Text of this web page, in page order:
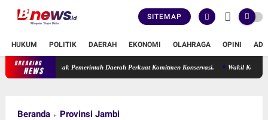
SITEMAP
HUKUM POLITIK DAERAH EKONOMI OLAHRAGA OPINI
BREAKING
NEWS Candi Muaro Jambi Terabaikan, Ade Erma Suryani Desak
Beranda Provinsi Jambi